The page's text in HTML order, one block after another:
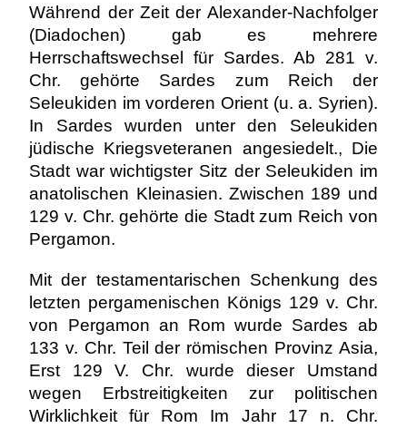
Während der Zeit der Alexander-Nachfolger
(Diadochen) gab es mehrere
Herrschaftswechsel für Sardes. Ab 281 v.
Chr. gehörte Sardes zum Reich der
Seleukiden im vorderen Orient (u. a. Syrien).
In Sardes wurden unter den Seleukiden
jüdische Kriegsveteranen angesiedelt., Die
Stadt war wichtigster Sitz der Seleukiden im
anatolischen Kleinasien. Zwischen 189 und
129 v. Chr. gehörte die Stadt zum Reich von
Pergamon.
Mit der testamentarischen Schenkung des
letzten pergamenischen Königs 129 v. Chr.
von Pergamon an Rom wurde Sardes ab
133 v. Chr. Teil der römischen Provinz Asia,
Erst 129 V. Chr. wurde dieser Umstand
wegen Erbstreitigkeiten zur politischen
Wirklichkeit für Rom Im Jahr 17 n. Chr.